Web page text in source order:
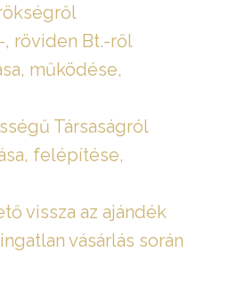
, röviden Bt.-ről
működése,
Társaságról
felépítése,
vissza az ajándék
vásárlás során